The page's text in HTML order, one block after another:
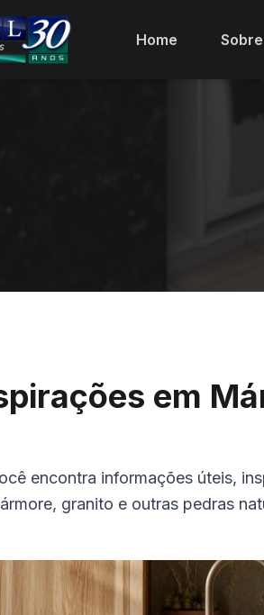
Home
em
encontra informações úteis,
granito e outras pedras